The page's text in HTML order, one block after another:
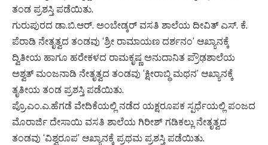
ತಂಡ ಪ್ರಶಸ್ತಿ ಪಡೆಯಿತು.
ಗುರುಪುರದ ಡಾ.ಬಿ.ಆರ್. ಅಂಬೇಡ್ಕರ್ ವಸತಿ ಶಾಲೆಯ ದೀವಿತ್ ಎಸ್. ಕೆ.
ಪೆರಾಡಿ ನೇತೃತ್ವದ ತಂಡವು ‘ಶ್ರೀ ರಾಮಾಯಣ ದರ್ಶನಂ’ ಆಖ್ಯಾನಕ್ಕೆ
ದ್ವಿತೀಯ ಹಾಗೂ ಹರೇಕಳದ ರಾಮಕೃಷ್ಣ ಅನುದಾನಿತ ಪ್ರೌಢಶಾಲೆಯ
ಅಶ್ವತ್ ಮಂಜನಾಡಿ ನೇತೃತ್ವದ ತಂಡವು ‘ಕ್ಷೀರಾಬ್ಧಿ ಮಥನ’ ಆಖ್ಯಾನಕ್ಕೆ
ತೃತೀಯ ತಂಡ ಪ್ರಶಸ್ತಿ ಪಡೆಯಿತು.
ಪ್ರೊ.ಎಂ.ಎ.ಹೆಗಡೆ ವೇದಿಕೆಯಲ್ಲಿ ನಡೆದ ಯಕ್ಷರೂಪಕ ಸ್ಪರ್ಧೆಯಲ್ಲಿ ಪಂಜದ
ಮೊರಾರ್ಜಿ ದೇಸಾಯಿ ವಸತಿ ಶಾಲೆಯ ಗಿರೀಶ್ ಗಡಿಕಲ್ಲು ನೇತೃತ್ವದ
ತಂಡವು ‘ವಿಶ್ವರೂಪ’ ಆಖ್ಯಾನಕ್ಕೆ ಪ್ರಥಮ ಪ್ರಶಸ್ತಿ ಪಡೆಯಿತು.